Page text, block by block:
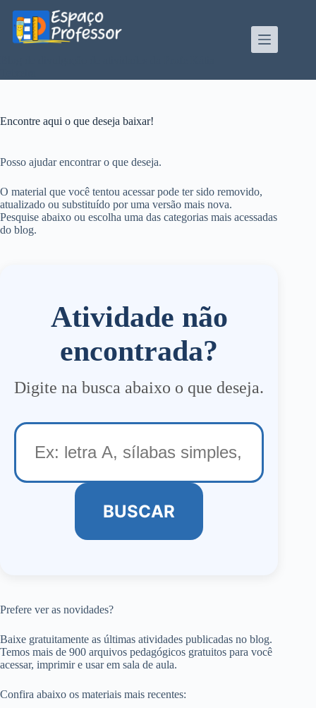
para
conteúdo
Encontre aqui o que deseja baixar!
Posso ajudar encontrar o que deseja.
O material que você tentou acessar pode ter sido removido,
atualizado ou substituído por uma versão mais nova.
Pesquise abaixo ou escolha uma das categorias mais acessadas
do blog.
Atividade não
encontrada?
Digite na busca abaixo o que deseja.
BUSCAR
Prefere ver as novidades?
Baixe gratuitamente as últimas atividades publicadas no blog.
Temos mais de 900 arquivos pedagógicos gratuitos para você
acessar, imprimir e usar em sala de aula.
Confira abaixo os materiais mais recentes: